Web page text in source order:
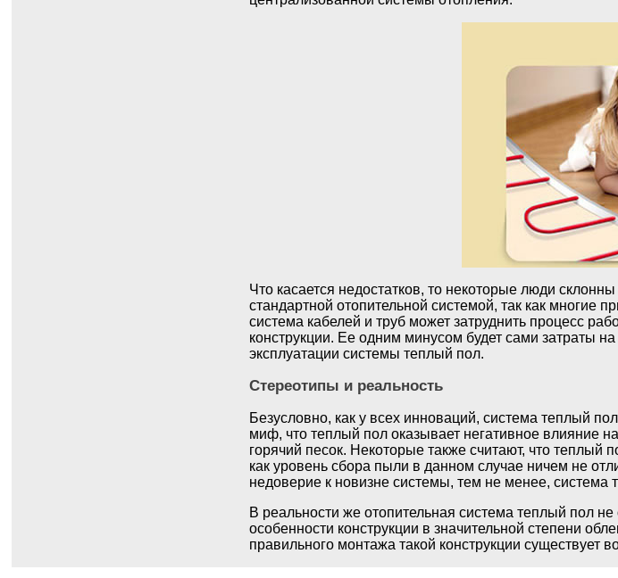
Что касается недостатков, то некоторые люди
стандартной отопительной системой, так как многие
система кабелей и труб может затруднить процесс
конструкции. Ее одним минусом будет сами затраты
эксплуатации системы теплый пол.
Стереотипы и реальность
Безусловно, как у всех инноваций, система теплый
миф, что теплый пол оказывает негативное влияние
горячий песок. Некоторые также считают, что теплый
как уровень сбора пыли в данном случае ничем не
недоверие к новизне системы, тем не менее,
В реальности же отопительная система теплый пол не
особенности конструкции в значительной степени
правильного монтажа такой конструкции существует